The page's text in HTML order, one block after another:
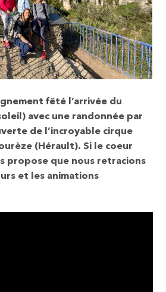
fêté l’arrivée du
avec une randonnée par
de l’incroyable cirque
(Hérault). Si le coeur
propose que nous retracions
et les animations